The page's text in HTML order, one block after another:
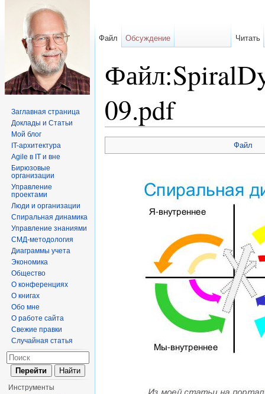
09.pdf
Файл
Файл Обсуждение Читать
Заглавная страница
Доклады и Статьи
Мой блог
IT-архитектура
Agile в IT и вне
Бирюзовые
организации
Управление
проектами
Люди и организации
Спиральная динамика
Управление знаниями
СМД-методология
Диаграммы учета
Экономика
Общество
О конференциях
О книгах
Обо мне
О работе сайта
Свежие правки
Случайная статья
Инструменты